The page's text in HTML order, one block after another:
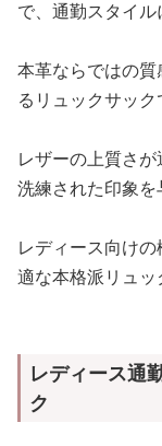
で、通勤スタイル
本革ならではの
るリュックサック
レザーの上質さ
洗練された印象を
レディース向け
適な本格派リュッ
レディース通
ク